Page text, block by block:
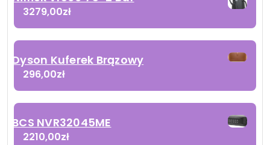
3279,00zł
Dyson Kuferek Brązowy
296,00zł
BCS NVR32045ME
2210,00zł